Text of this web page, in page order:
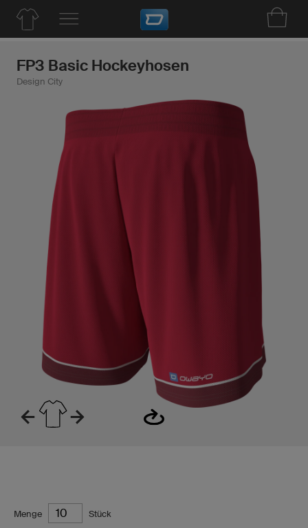
FP3 Basic Hockeyhosen
Design City
Menge Stück